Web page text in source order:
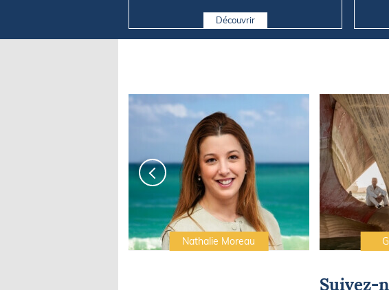
Découvrir
Nathalie Moreau
Suivez-